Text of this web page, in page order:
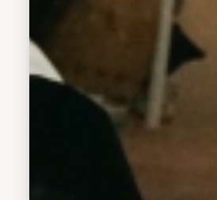
Presiden.Surat yang ditulis
Marfen berisi ucapan
terima kasih dan apresiasi
terhadap Program Makan
Bergizi Gratis (MBG)
yang kini ia rasakan
Surat tersebut diterima
Presiden Prabowo
Subianto saat melakukan